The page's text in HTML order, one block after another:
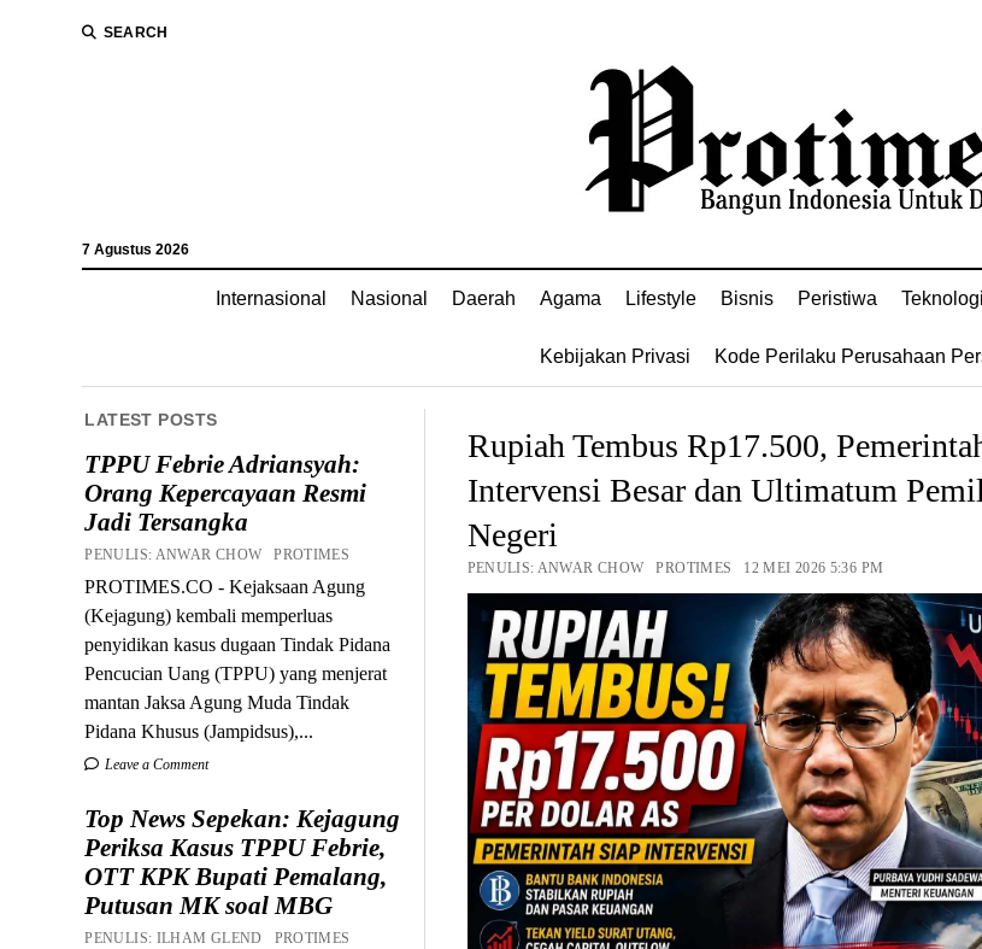
SEARCH
7 Agustus 2026
Internasional Nasional Daerah Agama Lifestyle Bisnis Peristiwa Teknologi
Kebijakan Privasi Kode Perilaku Perusahaan
LATEST POSTS
TPPU Febrie Adriansyah:
Orang Kepercayaan Resmi
Jadi Tersangka
PENULIS: ANWAR CHOW PROTIMES
PROTIMES.CO - Kejaksaan Agung
(Kejagung) kembali memperluas
penyidikan kasus dugaan Tindak Pidana
Pencucian Uang (TPPU) yang menjerat
mantan Jaksa Agung Muda Tindak
Pidana Khusus (Jampidsus),...
Leave a Comment
Top News Sepekan: Kejagung
Periksa Kasus TPPU Febrie,
OTT KPK Bupati Pemalang,
Putusan MK soal MBG
PENULIS: ILHAM GLEND PROTIMES
Rupiah Tembus Rp17.500,
Intervensi Besar dan Ultimatum
Negeri
PENULIS: ANWAR CHOW PROTIMES 12 MEI 2026 5:36 PM